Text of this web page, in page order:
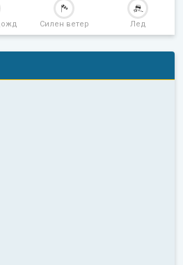
Силен ветер Лед